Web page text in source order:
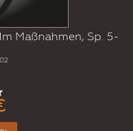
Maßnahmen, Sp. 5-